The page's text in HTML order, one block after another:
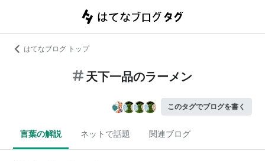
はてなブログ トップ
天下一品のラーメン
このタグでブログを書く
言葉の解説 ネットで話題 関連ブログ